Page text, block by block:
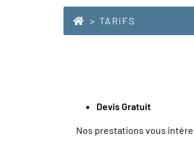
TARIFS
Devis Gratuit
Nos prestations vous